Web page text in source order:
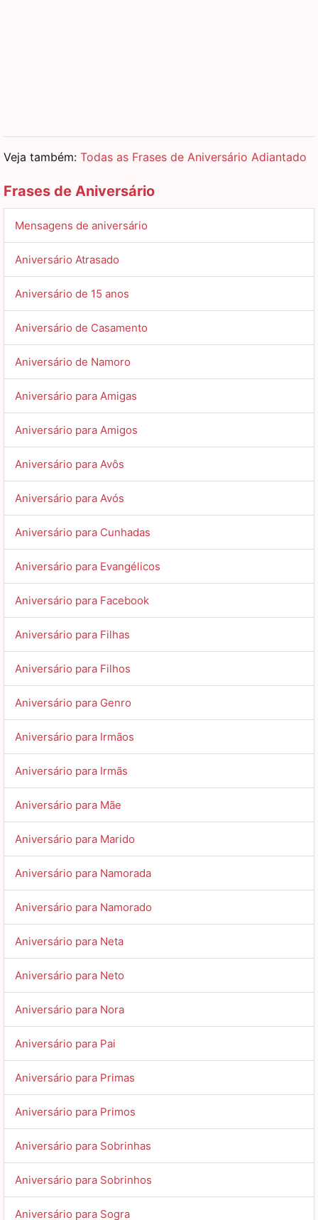
Veja também: Todas as Frases de Aniversário Adiantado
Frases de Aniversário
Mensagens de aniversário
Aniversário Atrasado
Aniversário de 15 anos
Aniversário de Casamento
Aniversário de Namoro
Aniversário para Amigas
Aniversário para Amigos
Aniversário para Avôs
Aniversário para Avós
Aniversário para Cunhadas
Aniversário para Evangélicos
Aniversário para Facebook
Aniversário para Filhas
Aniversário para Filhos
Aniversário para Genro
Aniversário para Irmãos
Aniversário para Irmãs
Aniversário para Mãe
Aniversário para Marido
Aniversário para Namorada
Aniversário para Namorado
Aniversário para Neta
Aniversário para Neto
Aniversário para Nora
Aniversário para Pai
Aniversário para Primas
Aniversário para Primos
Aniversário para Sobrinhas
Aniversário para Sobrinhos
Aniversário para Sogra